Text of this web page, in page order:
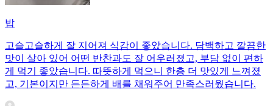
밥
고슬고슬하게 잘 지어져 식감이 좋았습니다. 담백하고 깔끔한
맛이 살아 있어 어떤 반찬과도 잘 어우러졌고, 부담 없이 편하
게 먹기 좋았습니다. 따뜻하게 먹으니 한층 더 맛있게 느껴졌
고, 기본이지만 든든하게 배를 채워주어 만족스러웠습니다.